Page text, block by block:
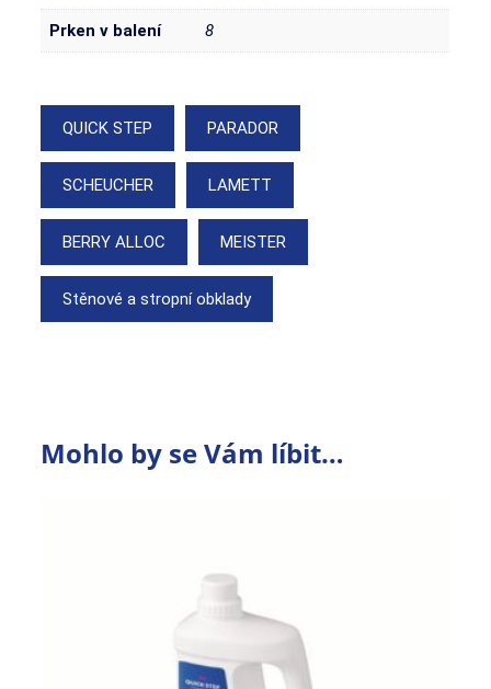
Prken v balení 8
QUICK STEP PARADOR
SCHEUCHER LAMETT
BERRY ALLOC MEISTER
Stěnové a stropní obklady
Mohlo by se Vám líbit…